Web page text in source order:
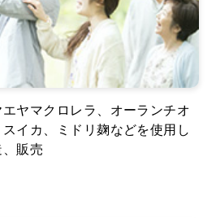
ヤマクロレラ、オーランチオ
イカ、ミドリ麹などを使用し
販売